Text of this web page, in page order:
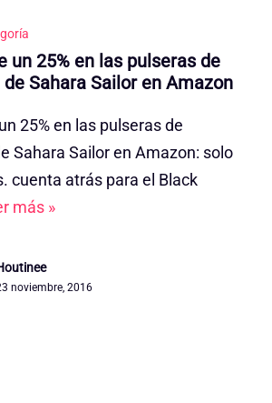
un 25% en las pulseras de
Sahara Sailor en Amazon
25% en las pulseras de
Sahara Sailor en Amazon: solo
cuenta atrás para el Black
más »
noviembre, 2016